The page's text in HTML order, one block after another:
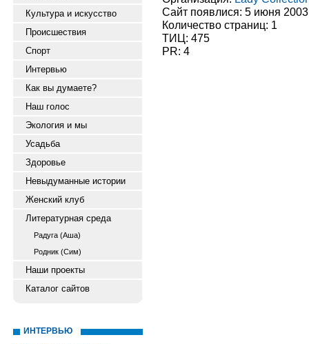
Культура и искусство
Происшествия
Спорт
Интервью
Как вы думаете?
Наш голос
Экология и мы
Усадьба
Здоровье
Невыдуманные истории
Женский клуб
Литературная среда
Радуга (Аша)
Родник (Сим)
Наши проекты
Каталог сайтов
ИНТЕРВЬЮ
Сайт появлися: 5 июня 2003
Количество страниц: 1
ТИЦ: 475
PR: 4